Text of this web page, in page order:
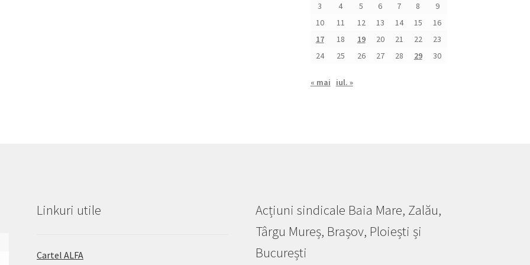
3
4 5 6 7 8
9
10
11 12 13 14 15
16
17
18 19 20 21 22
23
24
25 26 27 28 29 30
« mai iul. »
Linkuri utile
Cartel ALFA
Acțiuni sindicale Baia Mare, Zalău,
Târgu Mureș, Brașov, Ploiești și
București